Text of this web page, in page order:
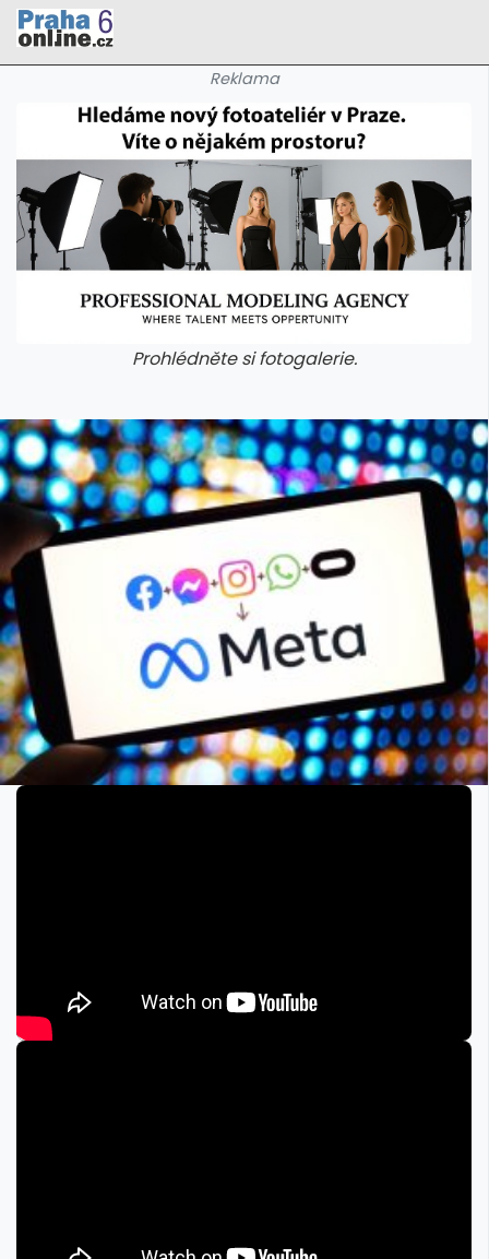
Reklama
Prohlédněte si fotogalerie.